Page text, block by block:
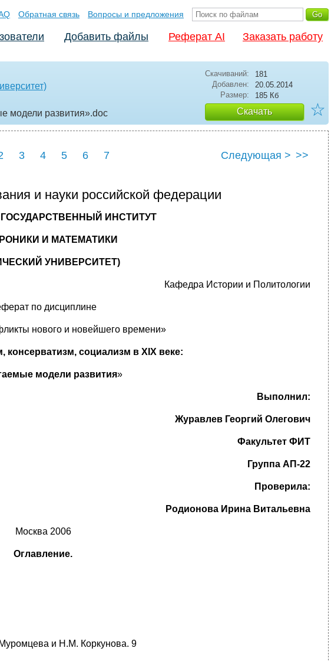
Обратная связь Вопросы и предложения
Добавить файлы Реферат AI Заказать работу
модели развития».doc
Скачиваний:
181
Добавлен:
20.05.2014
Размер:
185 Кб
Скачать ☆
3 4 5 6 7 Следующая > >>
и науки российской федерации
ИНСТИТУТ
И МАТЕМАТИКИ
УНИВЕРСИТЕТ)
Кафедра Истории и Политологии
по дисциплине
нового и новейшего времени»
консерватизм, социализм в XIX веке:
модели развития»
Выполнил:
Журавлев Георгий Олегович
Факультет ФИТ
Группа АП-22
Проверила:
Родионова Ирина Витальевна
Москва 2006
Оглавление.
и Н.М. Коркунова. 9